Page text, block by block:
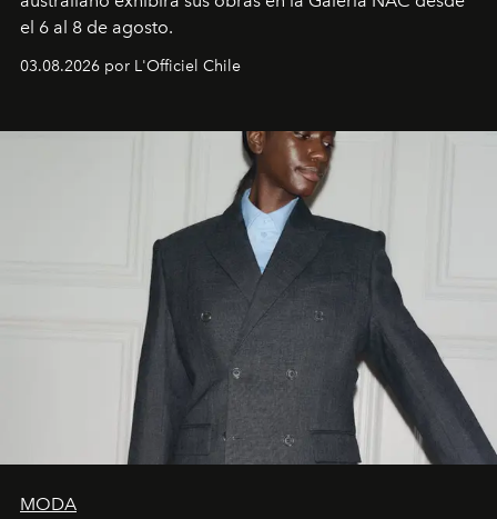
el 6 al 8 de agosto.
03.08.2026 por L'Officiel Chile
MODA